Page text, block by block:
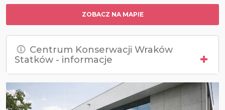
ZOBACZ NA MAPIE
Centrum Konserwacji Wraków
Statków - informacje